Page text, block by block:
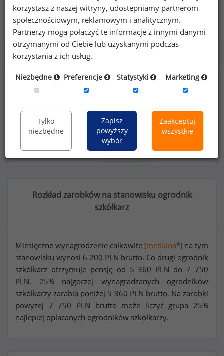
12 20
Szczegółowe dane o wynagrodzeniach na 840
stanowiskach
dostępne w strefie premium
portalu wynagrodzenia.pl
Dowiedz się więcej
Rozkład zarobków na stanowisku ogrodnik
szkółkarz
Miesięczne wynagrodzenie całkowite (mediana*) na tym
stanowisku wynosi 6 200 PLN brutto. Co drugi ogrodnik
szkółkarz otrzymuje pensję od 5 360 PLN do7 750
PLN. 25% najgorzej wynagradzanych ogrodników
szkółkarzy zarabia poniżej 5 360 PLN brutto. Na zarobki
powyżej 7 750 PLN brutto może liczyć grupa 25%
najlepiej opłacanych ogrodników szkółkarzy.
korzystasz z naszej witryny, udostępniamy partnerom
społecznościowym, reklamowym i analitycznym.
Partnerzy mogą połączyć te informacje z innymi danymi
otrzymanymi od Ciebie lub uzyskanymi podczas
korzystania z ich usług.
Niezbędne Preferencje Statystyki Marketing
Tylko
niezbędne
Zapisz
powyższy
wybór
Zaakceptuj
wszystkie